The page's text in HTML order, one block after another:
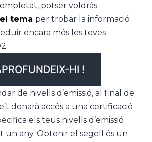
potser voldràs
tema per trobar la informació
encara més les teves
HI !
de nivells d’emissió, al final de
donarà accés a una certificació
els teus nivells d’emissió
un any. Obtenir el segell és un